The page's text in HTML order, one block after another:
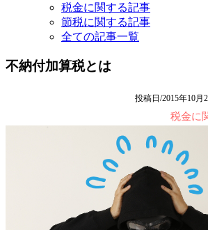
税金に関する記事
節税に関する記事
全ての記事一覧
不納付加算税とは
投稿日/2015年10月
税金に